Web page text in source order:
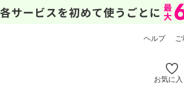
ヘルプ
お気に入